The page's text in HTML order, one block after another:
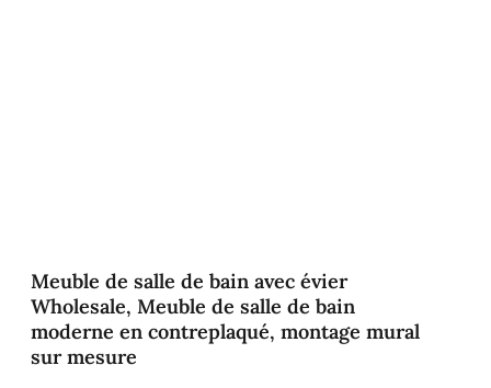
Meuble de salle de bain avec évier
Wholesale, Meuble de salle de bain
moderne en contreplaqué, montage mural
sur mesure